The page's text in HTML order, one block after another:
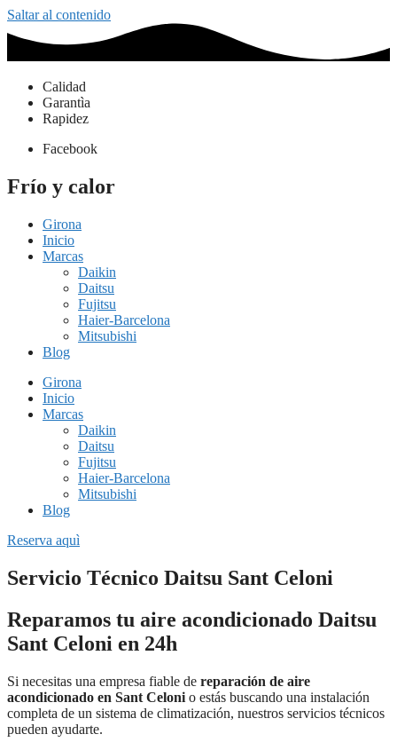
Saltar al contenido
Calidad
Garantìa
Rapidez
Facebook
Frío y calor
Girona
Inicio
Marcas
Daikin
Daitsu
Fujitsu
Haier-Barcelona
Mitsubishi
Blog
Girona
Inicio
Marcas
Daikin
Daitsu
Fujitsu
Haier-Barcelona
Mitsubishi
Blog
Reserva aquì
Servicio Técnico Daitsu Sant Celoni
Reparamos tu aire acondicionado Daitsu
Sant Celoni en 24h
Si necesitas una empresa fiable de reparación de aire
acondicionado en Sant Celoni o estás buscando una instalación
completa de un sistema de climatización, nuestros servicios técnicos
pueden ayudarte.